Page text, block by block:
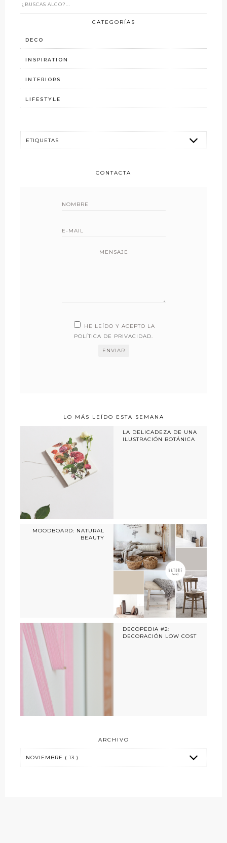
CATEGORÍAS
DECO
INSPIRATION
INTERIORS
LIFESTYLE
CONTACTA
MENSAJE
HE LEÍDO Y ACEPTO LA
POLÍTICA DE PRIVACIDAD.
LO MÁS LEÍDO ESTA SEMANA
LA DELICADEZA DE UNA
ILUSTRACIÓN BOTÁNICA
MOODBOARD: NATURAL
BEAUTY
DECOPEDIA #2:
DECORACIÓN LOW COST
ARCHIVO